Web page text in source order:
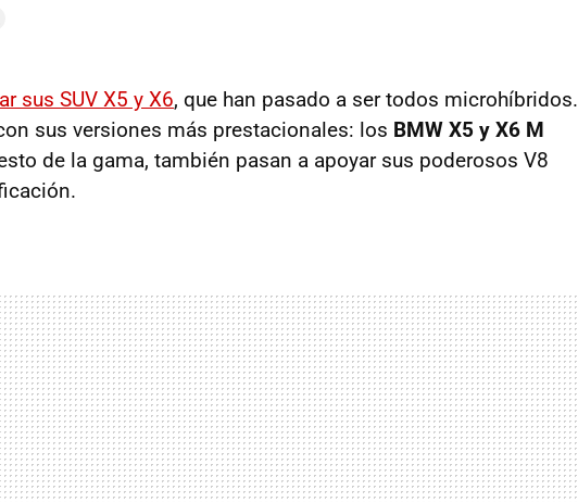
sus SUV X5 y X6, que han pasado a ser todos microhíbridos.
sus versiones más prestacionales: los BMW X5 y X6 M
de la gama, también pasan a apoyar sus poderosos V8